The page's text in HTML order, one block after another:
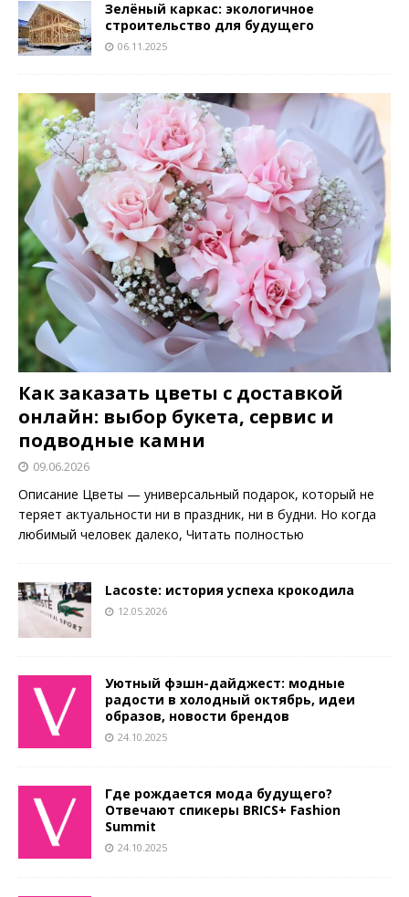
Зелёный каркас: экологичное
строительство для будущего
06.11.2025
Как заказать цветы с доставкой
онлайн: выбор букета, сервис и
подводные камни
09.06.2026
Описание Цветы — универсальный подарок, который не
теряет актуальности ни в праздник, ни в будни. Но когда
любимый человек далеко, Читать полностью
Lacoste: история успеха крокодила
12.05.2026
Уютный фэшн-дайджест: модные
радости в холодный октябрь, идеи
образов, новости брендов
24.10.2025
Где рождается мода будущего?
Отвечают спикеры BRICS+ Fashion
Summit
24.10.2025